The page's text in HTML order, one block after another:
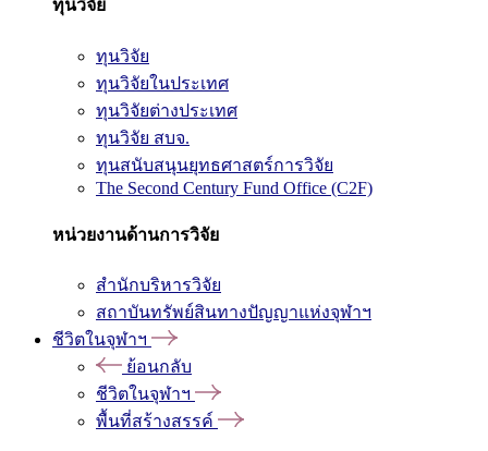
ทุนวิจัย
ทุนวิจัย
ทุนวิจัยในประเทศ
ทุนวิจัยต่างประเทศ
ทุนวิจัย สบจ.
ทุนสนับสนุนยุทธศาสตร์การวิจัย
The Second Century Fund Office (C2F)
หน่วยงานด้านการวิจัย
สำนักบริหารวิจัย
สถาบันทรัพย์สินทางปัญญาแห่งจุฬาฯ
ชีวิตในจุฬาฯ
ย้อนกลับ
ชีวิตในจุฬาฯ
พื้นที่สร้างสรรค์